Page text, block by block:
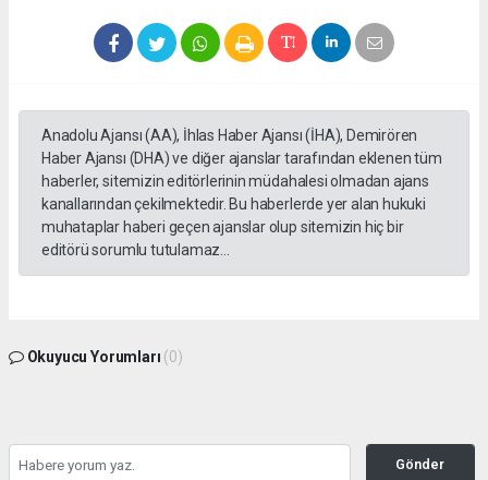
Anadolu Ajansı (AA), İhlas Haber Ajansı (İHA), Demirören
Haber Ajansı (DHA) ve diğer ajanslar tarafından eklenen tüm
haberler, sitemizin editörlerinin müdahalesi olmadan ajans
kanallarından çekilmektedir. Bu haberlerde yer alan hukuki
muhataplar haberi geçen ajanslar olup sitemizin hiç bir
editörü sorumlu tutulamaz...
Okuyucu Yorumları (0)
Gönder